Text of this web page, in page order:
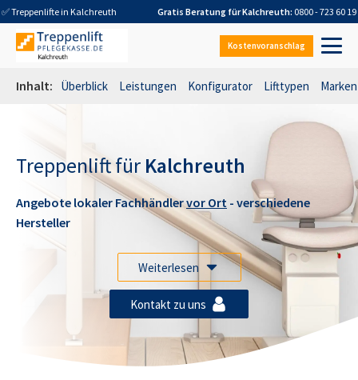
✅ Treppenlifte in Kalchreuth Gratis Beratung fürKalchreuth: 0800 - 723 60 19
Kostenvoranschlag
Inhalt: Überblick Leistungen Konfigurator Lifttypen Marken
Treppenlift für Kalchreuth
Angebote lokaler Fachhändlervor Ort - verschiedene
Hersteller
Weiterlesen
Kontakt zu uns